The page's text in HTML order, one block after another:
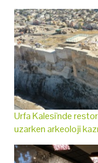
Urfa Kalesi'nde
uzarken arkeoloji